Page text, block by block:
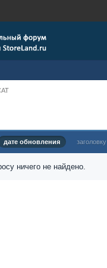
дате обновления заголовку
ничего не найдено.